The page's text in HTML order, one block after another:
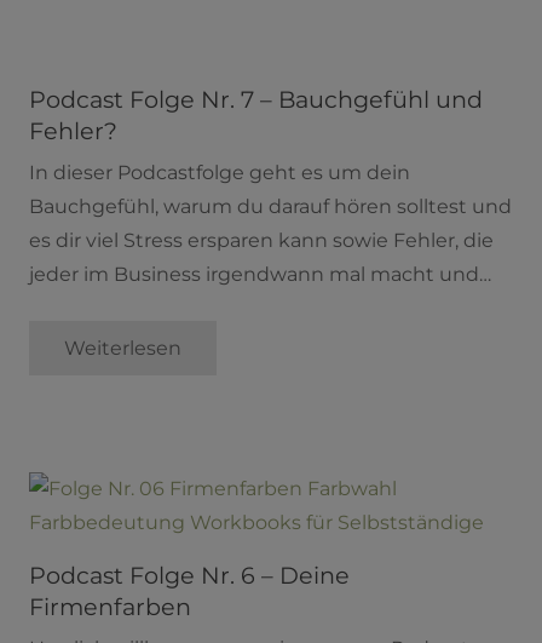
Podcast Folge Nr. 7 – Bauchgefühl und
Fehler?
In dieser Podcastfolge geht es um dein
Bauchgefühl, warum du darauf hören solltest und
es dir viel Stress ersparen kann sowie Fehler, die
jeder im Business irgendwann mal macht und…
Weiterlesen
Podcast Folge Nr. 6 – Deine
Firmenfarben